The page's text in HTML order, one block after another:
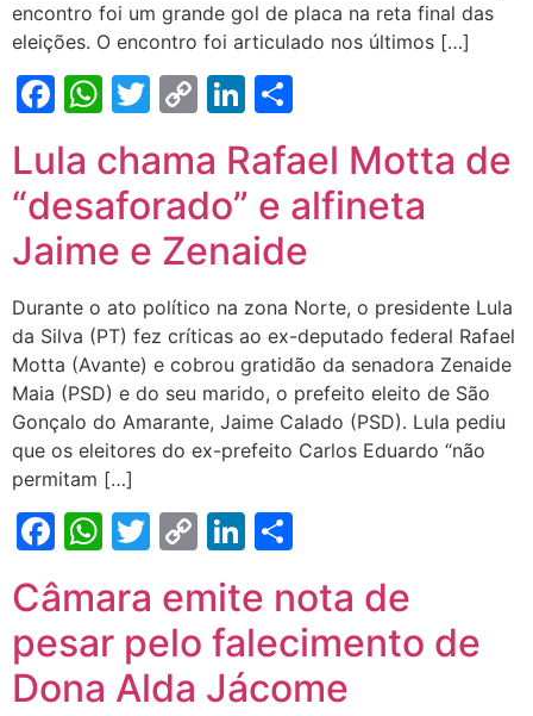
encontro foi um grande gol de placa na reta final das
eleições. O encontro foi articulado nos últimos […]
Facebook
WhatsApp
Twitter
CopyLinkedIn
Lula chama Rafael Motta de
“desaforado” e alfineta
Jaime e Zenaide
Durante o ato político na zona Norte, o presidente Lula
da Silva (PT) fez críticas ao ex-deputado federal Rafael
Motta (Avante) e cobrou gratidão da senadora Zenaide
Maia (PSD) e do seu marido, o prefeito eleito de São
Gonçalo do Amarante, Jaime Calado (PSD). Lula pediu
que os eleitores do ex-prefeito Carlos Eduardo “não
permitam […]
Facebook
WhatsApp
Twitter
CopyLinkedIn
Câmara emite nota de
pesar pelo falecimento de
Dona Alda Jácome